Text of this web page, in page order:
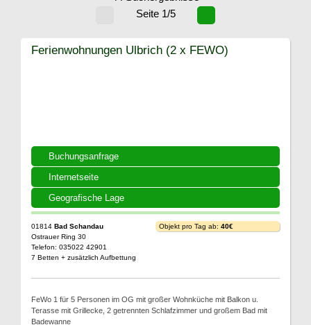
Seite 1/5
Buchungsanfrage
Internetseite
Geografische Lage
Ferienwohnungen Ulbrich (2 x FEWO)
01814 Bad Schandau
Ostrauer Ring 30
Telefon: 035022 42901
7 Betten + zusätzlich Aufbettung
Objekt pro Tag ab: 40€
FeWo 1 für 5 Personen im OG mit großer Wohnküche mit Balkon u.
Terasse mit Grillecke, 2 getrennten Schlafzimmer und großem Bad mit
Badewanne